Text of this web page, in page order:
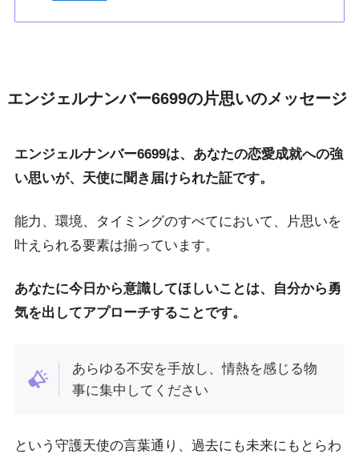
エンジェルナンバー6699の片思いのメッセージ
エンジェルナンバー6699は、あなたの恋愛成就への強
い思いが、天使に聞き届けられた証です。
能力、環境、タイミングのすべてにおいて、片思いを
叶えられる要素は揃っています。
あなたに今日から意識してほしいことは、自分から勇
気を出してアプローチすることです。
あらゆる不安を手放し、情熱を感じる物
事に集中してください
という守護天使の言葉通り、過去にも未来にもとらわ